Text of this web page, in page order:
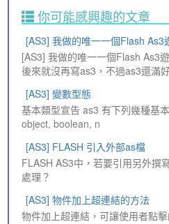
你可能感興趣的文章
[AS3] 我做的唯一一個Flash As3
[AS3] 我做的唯一一個Flash As3
後來就沒再寫as3，不過as3還滿
[AS3] 變數型態
基本類型宣告 as3 有下列幾種基
object, boolean, n
[AS3] FLASH 引入外部as檔
FLASH AS3中，若要引用另外撰
處理？
[AS3] 物件加上超連結的方法
物件加上超連結，可讓使用者點